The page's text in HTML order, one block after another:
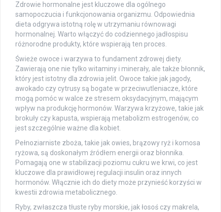
Zdrowie hormonalne jest kluczowe dla ogólnego
samopoczucia i funkcjonowania organizmu. Odpowiednia
dieta odgrywa istotną rolę w utrzymaniu równowagi
hormonalnej. Warto włączyć do codziennego jadłospisu
różnorodne produkty, które wspierają ten proces.
Świeże owoce i warzywa to fundament zdrowej diety.
Zawierają one nie tylko witaminy i minerały, ale także błonnik,
który jest istotny dla zdrowia jelit. Owoce takie jak jagody,
awokado czy cytrusy są bogate w przeciwutleniacze, które
mogą pomóc w walce ze stresem oksydacyjnym, mającym
wpływ na produkcję hormonów. Warzywa krzyżowe, takie jak
brokuły czy kapusta, wspierają metabolizm estrogenów, co
jest szczególnie ważne dla kobiet.
Pełnoziarniste zboża, takie jak owies, brązowy ryż i komosa
ryżowa, są doskonałym źródłem energii oraz błonnika.
Pomagają one w stabilizacji poziomu cukru we krwi, co jest
kluczowe dla prawidłowej regulacji insulin oraz innych
hormonów. Włącznie ich do diety może przynieść korzyści w
kwestii zdrowia metabolicznego.
Ryby, zwłaszcza tłuste ryby morskie, jak łosoś czy makrela,